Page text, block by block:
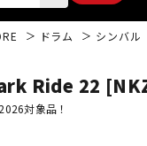
ドラム シンバル
Ride 22
対象品！